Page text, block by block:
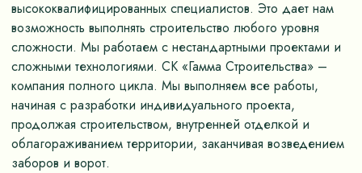
высококвалифицированных специалистов. Это дает нам
возможность выполнять строительство любого уровня
сложности. Мы работаем с нестандартными проектами и
сложными технологиями. СК «Гамма Строительства» –
компания полного цикла. Мы выполняем все работы,
начиная с разработки индивидуального проекта,
продолжая строительством, внутренней отделкой и
облагораживанием территории, заканчивая возведением
заборов и ворот.